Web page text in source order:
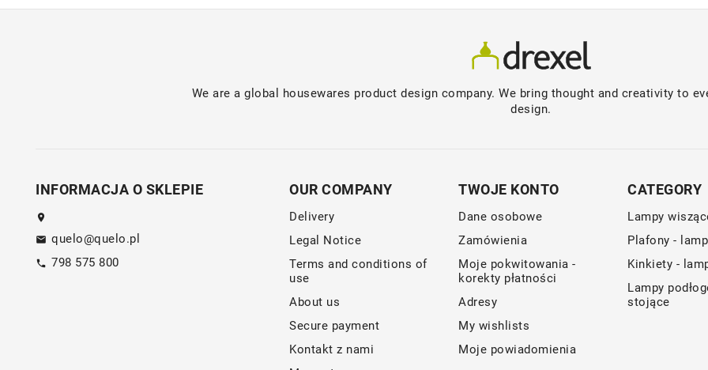
We are a global housewares product design company. We bring thought and creativity to
design.
INFORMACJA O SKLEPIE
quelo@quelo.pl
798 575 800
OUR COMPANY
Delivery
Legal Notice
Terms and conditions of
use
About us
Secure payment
Kontakt z nami
TWOJE KONTO
Dane osobowe
Zamówienia
Moje pokwitowania -
korekty płatności
Adresy
My wishlists
Moje powiadomienia
CATEGORY
Lampy
Plafony -
Kinkiety -
Lampy
stojące